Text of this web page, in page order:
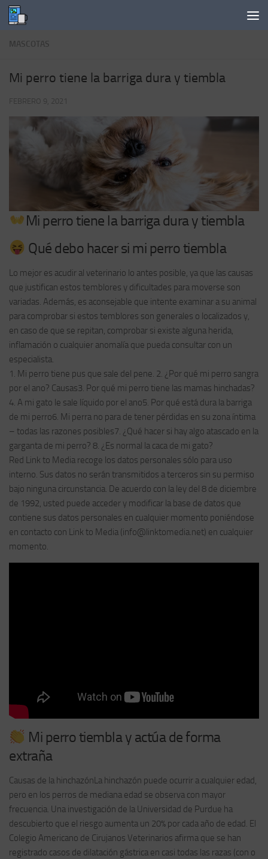
Saltar al contenido
MASCOTAS
Mi perro tiene la barriga dura y tiembla
FEBRERO 9, 2021
Mi perro tiene la barriga dura y tiembla
Qué debo hacer si mi perro tiembla
Lo mejor es acudir al veterinario lo antes posible, ya que las causas
que justifican estos temblores y dificultades para moverse son
variadas. Además, es aconsejable que intente examinar a su animal
para comprobar si estos temblores son generales o localizados y,
en caso de que se repitan, comprobar si existe alguna herida,
inflamación o cualquier anomalía que pueda consultar con un
especialista.
1. Mi perro tiene pus que sale del pene. 2. ¿Por qué mi perro sangra
por el ano? Causas3. Por qué mi perro tiene las mamas hinchadas?
4. A mi gato le sale líquido por el ano5. Por qué está dura la barriga
de mi perro6. Mi perra no para de tener pérdidas en su zona íntima
– todas las razones posibles7. ¿Qué hacer si hay algo atascado en la
garganta de mi perro? 8. ¿Es normal la caca de mi gato?
Red Link to Media recoge los datos personales sólo para uso
interno. Sus datos no serán transmitidos a terceros sin su permiso
bajo ninguna circunstancia. De acuerdo con la ley del 8 de diciembre
de 1992, usted puede acceder y modificar la base de datos que
contiene sus datos personales en cualquier momento poniéndose
en contacto con Link to Media (info@linktomedia.net) en cualquier
momento.
Mi perro tiembla y actúa de forma
extraña
Causas de la hinchazónLa hinchazón puede ocurrir a cualquier edad,
pero en los perros de mediana edad se observa con mayor
frecuencia. Una investigación de la Universidad de Purdue ha
descubierto que el riesgo aumenta un 20% por cada año de edad. El
Colegio Americano de Cirujanos Veterinarios afirma que se han
registrado casos de dilatación gástrica en casi todas las razas (con o